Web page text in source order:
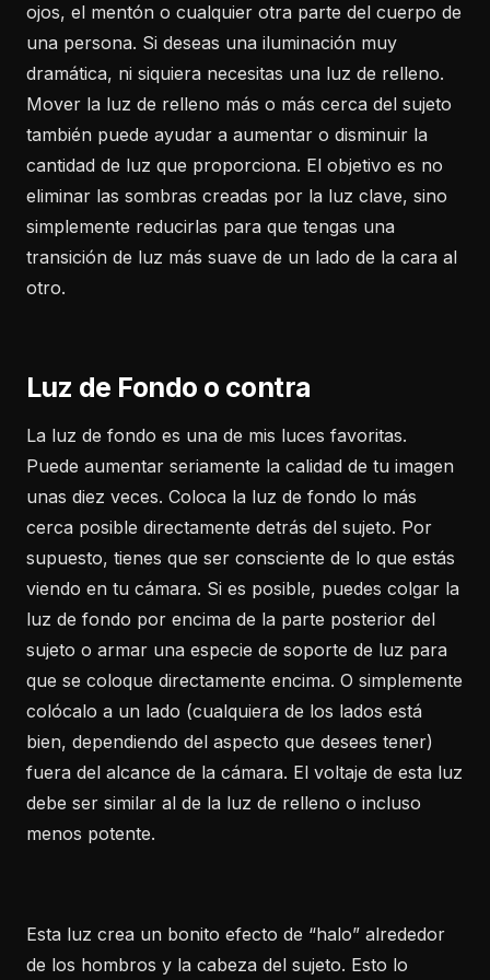
ojos, el mentón o cualquier otra parte del cuerpo de
una persona. Si deseas una iluminación muy
dramática, ni siquiera necesitas una luz de relleno.
Mover la luz de relleno más o más cerca del sujeto
también puede ayudar a aumentar o disminuir la
cantidad de luz que proporciona. El objetivo es no
eliminar las sombras creadas por la luz clave, sino
simplemente reducirlas para que tengas una
transición de luz más suave de un lado de la cara al
otro.
Luz de Fondo o contra
La luz de fondo es una de mis luces favoritas.
Puede aumentar seriamente la calidad de tu imagen
unas diez veces. Coloca la luz de fondo lo más
cerca posible directamente detrás del sujeto. Por
supuesto, tienes que ser consciente de lo que estás
viendo en tu cámara. Si es posible, puedes colgar la
luz de fondo por encima de la parte posterior del
sujeto o armar una especie de soporte de luz para
que se coloque directamente encima. O simplemente
colócalo a un lado (cualquiera de los lados está
bien, dependiendo del aspecto que desees tener)
fuera del alcance de la cámara. El voltaje de esta luz
debe ser similar al de la luz de relleno o incluso
menos potente.
Esta luz crea un bonito efecto de “halo” alrededor
de los hombros y la cabeza del sujeto. Esto lo